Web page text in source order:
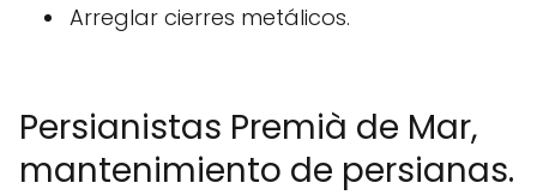
Arreglar cierres metálicos.
Persianistas Premià de Mar,
mantenimiento de persianas.